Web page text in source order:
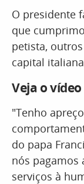
O presidente
que
petista,
capital
Veja o vídeo
"Tenho
do papa
nós pagamos
serviços à